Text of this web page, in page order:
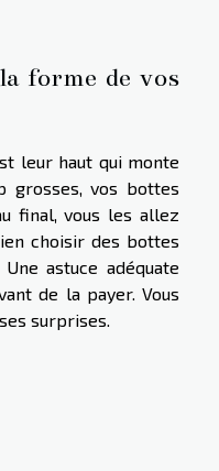
forme de vos
leur haut qui monte
grosses, vos bottes
final, vous les allez
choisir des bottes
astuce adéquate
de la payer. Vous
surprises.